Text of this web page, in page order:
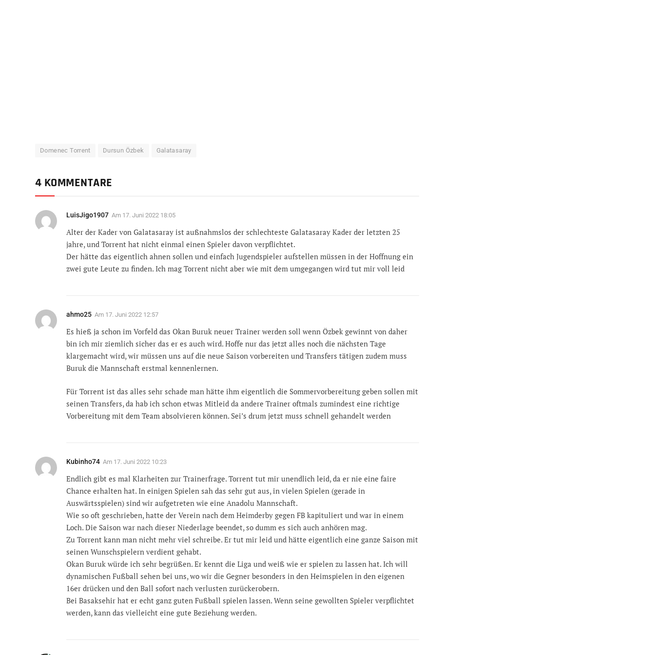
Domenec Torrent Dursun Özbek Galatasaray
4 KOMMENTARE
LuisJigo1907 Am 17. Juni 2022 18:05
Alter der Kader von Galatasaray ist außnahmslos der schlechteste Galatasaray Kader der letzten 25
jahre, und Torrent hat nicht einmal einen Spieler davon verpflichtet.
Der hätte das eigentlich ahnen sollen und einfach Jugendspieler aufstellen müssen in der Hoffnung ein
zwei gute Leute zu finden. Ich mag Torrent nicht aber wie mit dem umgegangen wird tut mir voll leid
ahmo25 Am 17. Juni 2022 12:57
Es hieß ja schon im Vorfeld das Okan Buruk neuer Trainer werden soll wenn Özbek gewinnt von daher
bin ich mir ziemlich sicher das er es auch wird. Hoffe nur das jetzt alles noch die nächsten Tage
klargemacht wird, wir müssen uns auf die neue Saison vorbereiten und Transfers tätigen zudem muss
Buruk die Mannschaft erstmal kennenlernen.
Für Torrent ist das alles sehr schade man hätte ihm eigentlich die Sommervorbereitung geben sollen mit
seinen Transfers, da hab ich schon etwas Mitleid da andere Trainer oftmals zumindest eine richtige
Vorbereitung mit dem Team absolvieren können. Sei’s drum jetzt muss schnell gehandelt werden
Kubinho74 Am 17. Juni 2022 10:23
Endlich gibt es mal Klarheiten zur Trainerfrage. Torrent tut mir unendlich leid, da er nie eine faire
Chance erhalten hat. In einigen Spielen sah das sehr gut aus, in vielen Spielen (gerade in
Auswärtsspielen) sind wir aufgetreten wie eine Anadolu Mannschaft.
Wie so oft geschrieben, hatte der Verein nach dem Heimderby gegen FB kapituliert und war in einem
Loch. Die Saison war nach dieser Niederlage beendet, so dumm es sich auch anhören mag.
Zu Torrent kann man nicht mehr viel schreibe. Er tut mir leid und hätte eigentlich eine ganze Saison mit
seinen Wunschspielern verdient gehabt.
Okan Buruk würde ich sehr begrüßen. Er kennt die Liga und weiß wie er spielen zu lassen hat. Ich will
dynamischen Fußball sehen bei uns, wo wir die Gegner besonders in den Heimspielen in den eigenen
16er drücken und den Ball sofort nach verlusten zurückerobern.
Bei Basaksehir hat er echt ganz guten Fußball spielen lassen. Wenn seine gewollten Spieler verpflichtet
werden, kann das vielleicht eine gute Beziehung werden.